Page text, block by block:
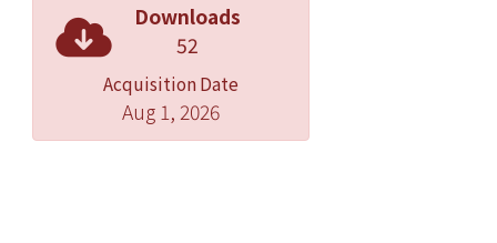
Downloads
52
Acquisition Date
Aug 1, 2026